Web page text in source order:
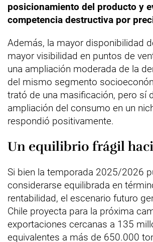
posicionamiento del producto y
competencia destructiva por
Además, la mayor disponibilidad
mayor visibilidad en puntos de
una ampliación moderada de la
del mismo segmento
trató de una masificación, pero sí
ampliación del consumo en un
respondió positivamente.
Un equilibrio frágil
Si bien la temporada 2025/2026
considerarse equilibrada en
rentabilidad, el escenario futuro
Chile proyecta para la próxima
exportaciones cercanas a 135
equivalentes a más de 650.000